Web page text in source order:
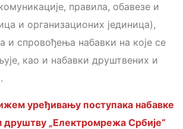
правила, обавезе и
и организационих јединица),
и спровођења набавки на које се
као и набавки друштвених и
уређивању поступака набавке
„Електромрежа Србије“